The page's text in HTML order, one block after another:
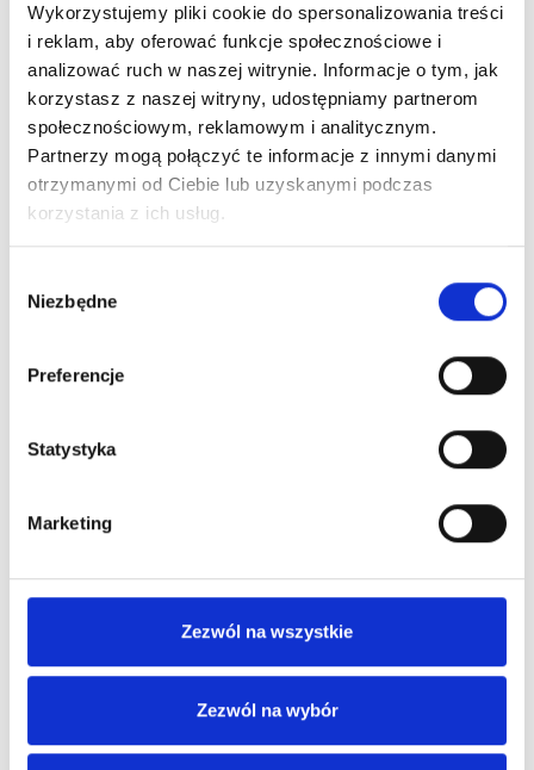
Wykorzystujemy pliki cookie do spersonalizowania treści
i reklam, aby oferować funkcje społecznościowe i
analizować ruch w naszej witrynie. Informacje o tym, jak
korzystasz z naszej witryny, udostępniamy partnerom
społecznościowym, reklamowym i analitycznym.
Partnerzy mogą połączyć te informacje z innymi danymi
otrzymanymi od Ciebie lub uzyskanymi podczas
korzystania z ich usług.
zgody
Niezbędne
Preferencje
Statystyka
Marketing
Zezwól na wszystkie
Zezwól na wybór
Czytaj więcej